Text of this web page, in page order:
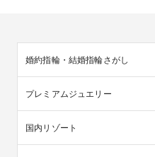
婚約指輪・結婚指輪さがし
プレミアムジュエリー
国内リゾート